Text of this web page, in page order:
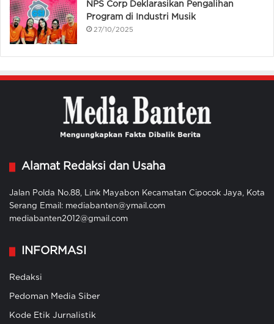
NPS Corp Deklarasikan Pengalihan
Program di Industri Musik
27/10/2025
Alamat Redaksi dan Usaha
Jalan Polda No.88, Link Mayabon Kecamatan Cipocok Jaya, Kota
Serang Email: mediabanten@ymail.com
mediabanten2012@gmail.com
INFORMASI
Redaksi
Pedoman Media Siber
Kode Etik Jurnalistik